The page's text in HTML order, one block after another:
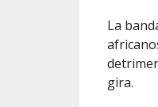
La
gira.